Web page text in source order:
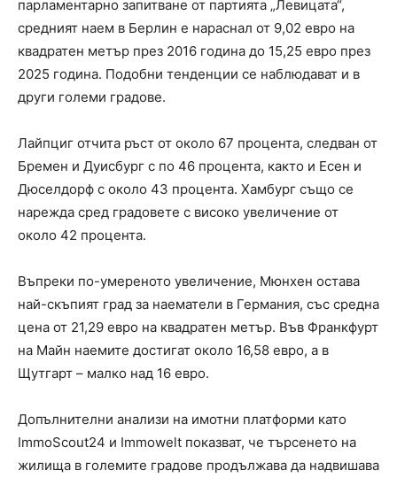
парламентарно запитване от партията „Левицата“,
средният наем в Берлин е нараснал от 9,02 евро на
квадратен метър през 2016 година до 15,25 евро през
2025 година. Подобни тенденции се наблюдават и в
други големи градове.
Лайпциг отчита ръст от около 67 процента, следван от
Бремен и Дуисбург с по 46 процента, както и Есен и
Дюселдорф с около 43 процента. Хамбург също се
нарежда сред градовете с високо увеличение от
около 42 процента.
Въпреки по-умереното увеличение, Мюнхен остава
най-скъпият град за наематели в Германия, със средна
цена от 21,29 евро на квадратен метър. Във Франкфурт
на Майн наемите достигат около 16,58 евро, а в
Щутгарт – малко над 16 евро.
Допълнителни анализи на имотни платформи като
ImmoScout24 и Immowelt показват, че търсенето на
жилища в големите градове продължава да надвишава